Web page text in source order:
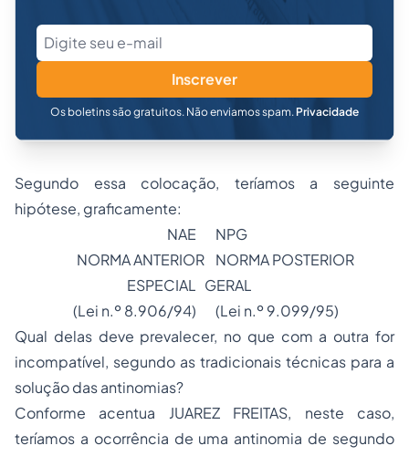
Inscrever
Os boletins são gratuitos. Não enviamos spam. Privacidade
Segundo essa colocação, teríamos a seguinte
hipótese, graficamente:
NAE
NPG
NORMA ANTERIOR
ESPECIAL
NORMA POSTERIOR
GERAL
(Lei n.º 8.906/94)
(Lei n.º 9.099/95)
Qual delas deve prevalecer, no que com a outra for
incompatível, segundo as tradicionais técnicas para a
solução das antinomias?
Conforme acentua JUAREZ FREITAS, neste caso,
teríamos a ocorrência de uma antinomia de segundo